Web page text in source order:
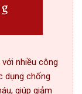
nhiều công
dụng chống
giúp giảm